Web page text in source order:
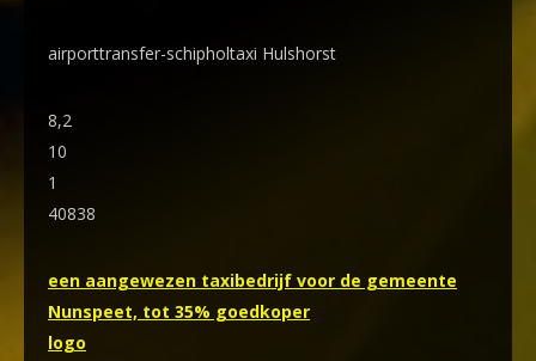
airporttransfer-schipholtaxi Hulshorst
8,2
10
1
40838
een aangewezen taxibedrijf voor de gemeente
Nunspeet, tot 35% goedkoper
logo